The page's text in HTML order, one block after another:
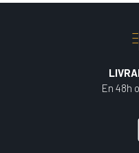
En 48h